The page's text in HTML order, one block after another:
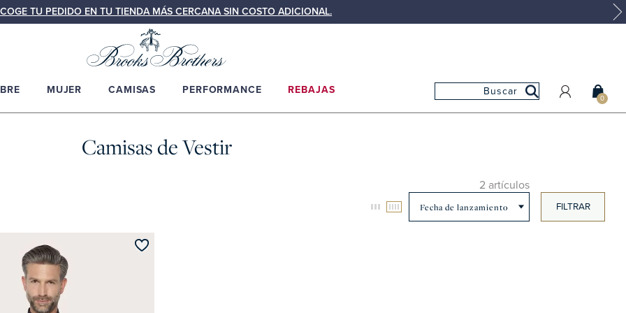
TU PEDIDO EN TU TIENDA MÁS CERCANA SIN COSTO ADICIONAL.
0
MUJER CAMISAS PERFORMANCE REBAJAS
Camisas de Vestir
FILTRAR
2 artículos